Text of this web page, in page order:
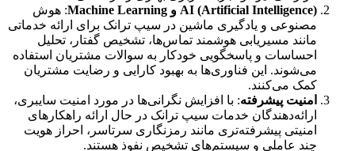
AI (Artificial Intelligence) و Machine Learning
: هوش
مصنوعی و یادگیری ماشین در سیپ ترانک برای ارائه خدماتی
مانند مسیریابی هوشمند تماس‌ها، تشخیص گفتار، تحلیل
احساسات و پاسخگویی خودکار به سوالات مشتریان استفاده
می‌شوند. این فناوری‌ها به بهبود کارایی و رضایت مشتریان
کمک می‌کنند.
امنیت پیشرفته: با افزایش نگرانی‌ها در مورد امنیت سایبری،
ارائه‌دهندگان خدمات سیپ ترانک در حال ارائه راهکارهای
امنیتی پیشرفته‌تری مانند رمزنگاری سرتاسر، احراز هویت
چند عاملی و سیستم‌های تشخیص نفوذ هستند.